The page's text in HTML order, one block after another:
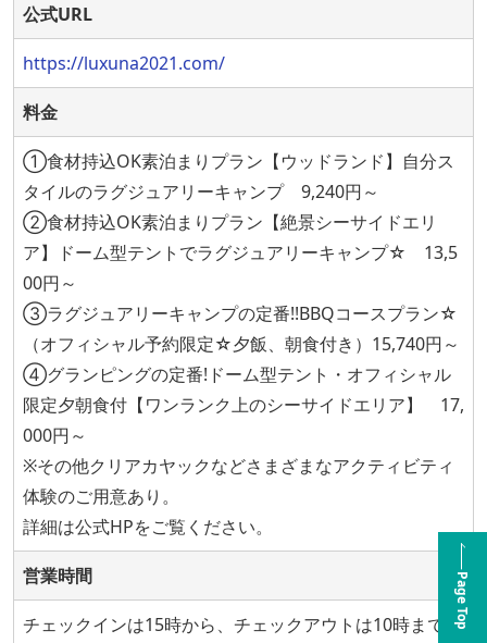
公式URL
https://luxuna2021.com/
料金
①食材持込OK素泊まりプラン【ウッドランド】自分ス
タイルのラグジュアリーキャンプ 9,240円～
②食材持込OK素泊まりプラン【絶景シーサイドエリ
ア】ドーム型テントでラグジュアリーキャンプ☆ 13,5
00円～
③ラグジュアリーキャンプの定番!!BBQコースプラン☆
（オフィシャル予約限定☆夕飯、朝食付き）15,740円～
④グランピングの定番!ドーム型テント・オフィシャル
限定夕朝食付【ワンランク上のシーサイドエリア】 17,
000円～
※その他クリアカヤックなどさまざまなアクティビティ
体験のご用意あり。
詳細は公式HPをご覧ください。
営業時間
チェックインは15時から、チェックアウトは10時まででPage Top